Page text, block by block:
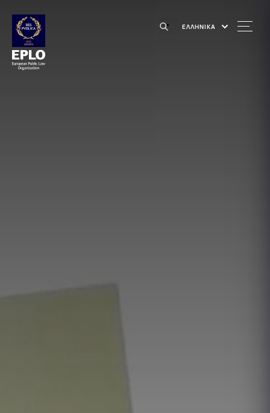
ΕΛΛΗΝΙΚΑ